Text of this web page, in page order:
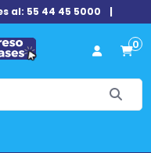
al: 55 44 45 5000 |
0